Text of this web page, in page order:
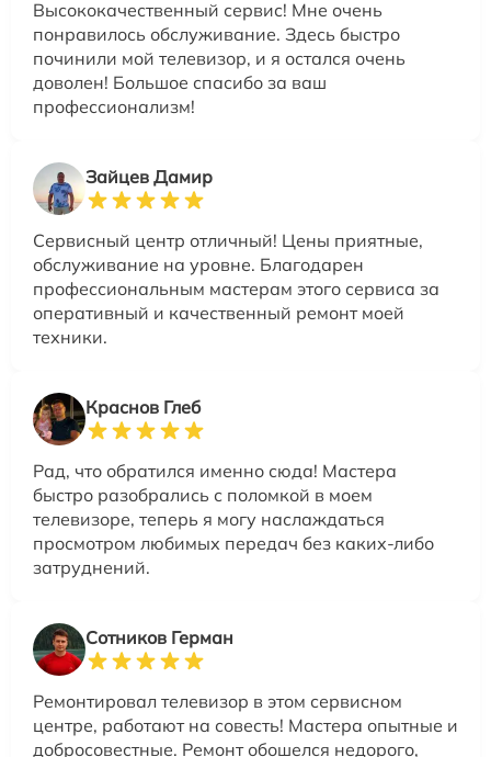
Высококачественный сервис! Мне очень
понравилось обслуживание. Здесь быстро
починили мой телевизор, и я остался очень
доволен! Большое спасибо за ваш
профессионализм!
Зайцев Дамир
Сервисный центр отличный! Цены приятные,
обслуживание на уровне. Благодарен
профессиональным мастерам этого сервиса за
оперативный и качественный ремонт моей
техники.
Краснов Глеб
Рад, что обратился именно сюда! Мастера
быстро разобрались с поломкой в моем
телевизоре, теперь я могу наслаждаться
просмотром любимых передач без каких-либо
затруднений.
Сотников Герман
Ремонтировал телевизор в этом сервисном
центре, работают на совесть! Мастера опытные и
добросовестные. Ремонт обошелся недорого,